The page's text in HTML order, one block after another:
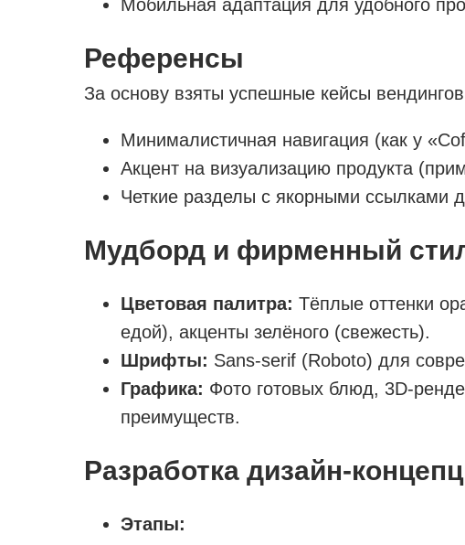
Мобильная адаптация для удобного
Референсы
За основу взяты успешные кейсы
Минималистичная навигация (как у
Акцент на визуализацию продукта
Четкие разделы с якорными ссылками
Мудборд и фирменный
Цветовая палитра: Тёплые оттенки
едой), акценты зелёного (свежесть).
Шрифты: Sans-serif (Roboto) для
Графика: Фото готовых блюд, 3D-
преимуществ.
Разработка дизайн-
Этапы: